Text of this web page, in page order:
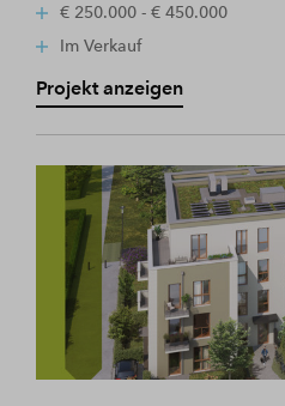
€ 250.000 - € 450.000
Im Verkauf
Projekt anzeigen